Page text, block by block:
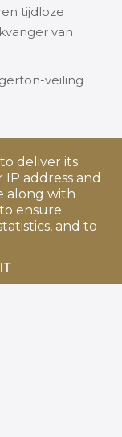
tijdloze
van
veiling
reserved.
WebDesign
deliver its
address and
along with
ensure
and to